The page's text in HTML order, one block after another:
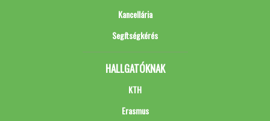
Kancellária
Segítségkérés
HALLGATÓKNAK
KTH
Erasmus